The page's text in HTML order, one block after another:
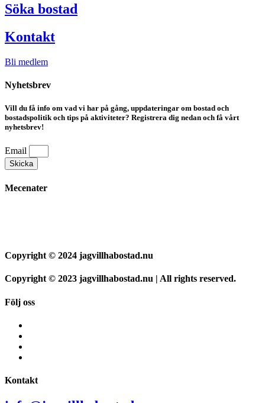
Söka bostad
Kontakt
Bli medlem
Nyhetsbrev
Vill du få info om vad vi har på gång, uppdateringar om bostad och
bostadspolitik och tips på aktiviteter? Registrera dig nedan och få vårt
nyhetsbrev!
Email
Skicka
Mecenater
Copyright © 2024 jagvillhabostad.nu
Copyright © 2023 jagvillhabostad.nu | All rights reserved.
Följ oss
Kontakt